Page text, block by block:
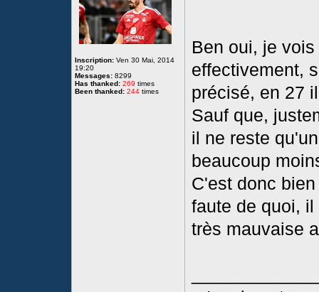
Inscription: Ven 30 Mai, 2014
19:20
Messages: 8299
Has thanked: 269 times
Been thanked: 244 times
Ben oui, je
effectivement,
précisé, en 27
Sauf que,
il ne reste
beaucoup
C'est donc
faute de quoi,
très mauvaise